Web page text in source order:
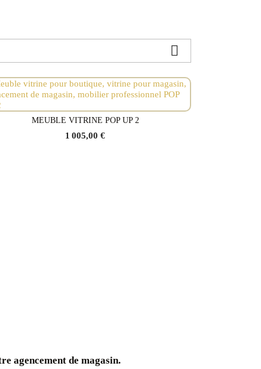

Voir le produit
MEUBLE VITRINE POP UP 2
1 005,00 €
agencement de magasin.